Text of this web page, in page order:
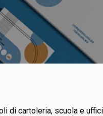
di cartoleria, scuola e